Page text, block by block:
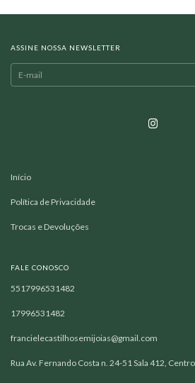
ASSINE NOSSA NEWSLETTER
Início
Política de Privacidade
Trocas e Devoluções
FALE CONOSCO
5517996531482
17996531482
francielecastilhosemijoias@gmail.com
Rua Av. Fernando Costa n. 24-51 Sala 412,